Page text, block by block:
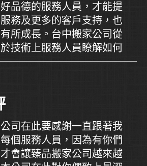
品德的服務人員，才能提
務及更多的客戶支持，也
所成長。台中搬家公司從
技術上服務人員瞭解如何
俱最為省力且安全。
司在此要感謝一直跟著我
個服務人員，因為有你們
會讓臻品搬家公司越來越